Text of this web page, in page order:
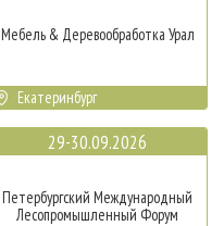
Мебель & Деревообработка Урал
Екатеринбург
29-30.09.2026
Петербургский Международный
Лесопромышленный Форум